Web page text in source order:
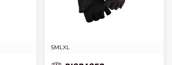
SM LXL